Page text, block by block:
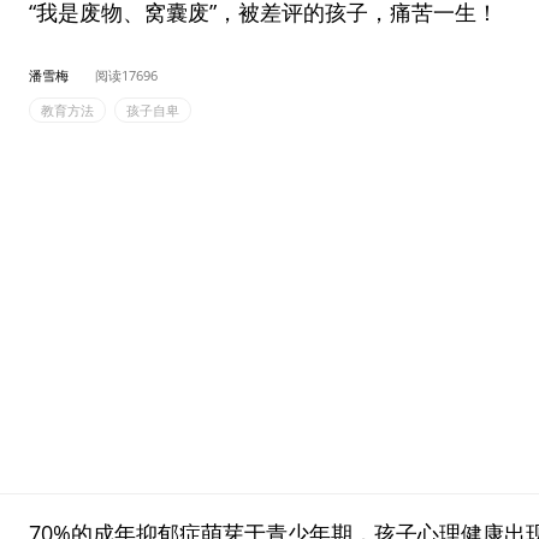
“我是废物、窝囊废”，被差评的孩子，痛苦一生！
潘雪梅
阅读17696
教育方法
孩子自卑
70%的成年抑郁症萌芽于青少年期，孩子心理健康出